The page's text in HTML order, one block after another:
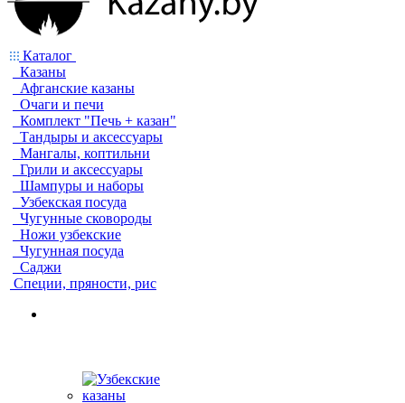
Каталог
Казаны
Афганские казаны
Очаги и печи
Комплект "Печь + казан"
Тандыры и аксессуары
Мангалы, коптильни
Грили и аксессуары
Шампуры и наборы
Узбекская посуда
Чугунные сковороды
Ножи узбекские
Чугунная посуда
Саджи
Специи, пряности, рис